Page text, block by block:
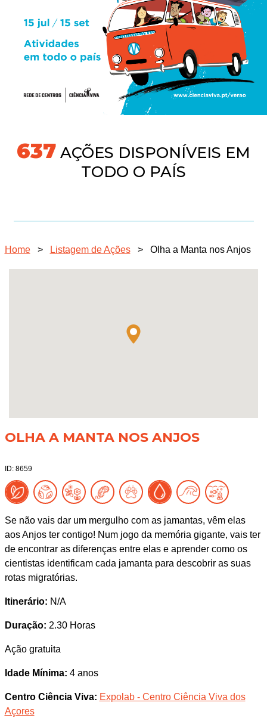
677 AÇÕES DISPONÍVEIS EM
TODO O PAÍS
Home > Listagem de Ações > Olha a Manta nos Anjos
OLHA A MANTA NOS ANJOS
ID: 8659
Se não vais dar um mergulho com as jamantas, vêm elas
aos Anjos ter contigo! Num jogo da memória gigante, vais ter
de encontrar as diferenças entre elas e aprender como os
cientistas identificam cada jamanta para descobrir as suas
rotas migratórias.
Itinerário: N/A
Duração: 2.30 Horas
Ação gratuita
Idade Mínima: 4 anos
Centro Ciência Viva: Expolab - Centro Ciência Viva dos
Açores